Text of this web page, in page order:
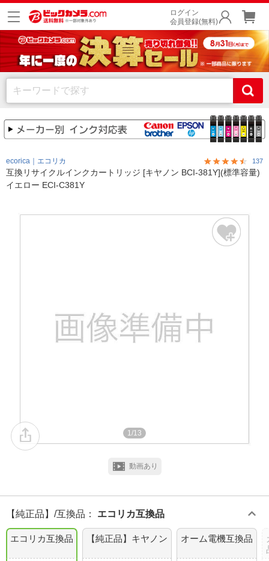
ログイン
会員登録(無料)
ecorica｜エコリカ 137
互換リサイクルインクカートリッジ [キヤノン BCI-381Y](標準容量)
イエロー ECI-C381Y
1/13
動画あり
【純正品】/互換品 ： エコリカ互換品
エコリカ互換品 【純正品】キヤノン オーム電機互換品